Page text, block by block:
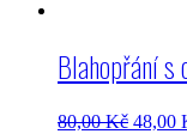
Blahopřání s
80,00Kč 48,00